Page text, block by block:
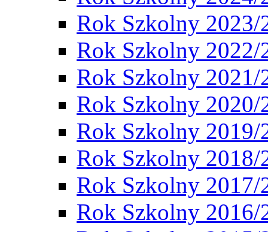
Rok Szkolny 2023/
Rok Szkolny 2022/
Rok Szkolny 2021/
Rok Szkolny 2020/
Rok Szkolny 2019/
Rok Szkolny 2018/
Rok Szkolny 2017/
Rok Szkolny 2016/